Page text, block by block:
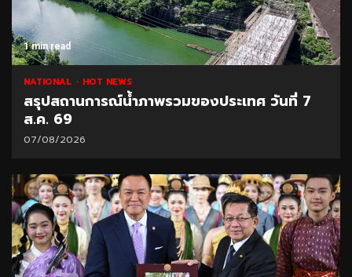
1 min read
NATIONAL HOT NEWS
สรุปสถานการณ์น้ำภาพรวมของประเทศ วันที่ 7
ส.ค. 69
07/08/2026